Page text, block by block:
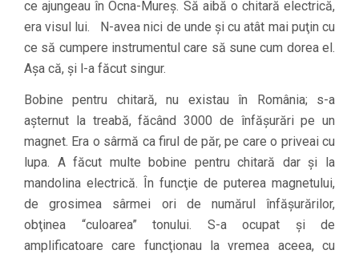
ce ajungeau în Ocna-Mureş. Să aibă o chitară electrică,
era visul lui. N-avea nici de unde şi cu atât mai puţin cu
ce să cumpere instrumentul care să sune cum dorea el.
Aşa că, şi l-a făcut singur.
Bobine pentru chitară, nu existau în România; s-a
aşternut la treabă, făcând 3000 de înfăşurări pe un
magnet. Era o sârmă ca firul de păr, pe care o priveai cu
lupa. A făcut multe bobine pentru chitară dar şi la
mandolina electrică. În funcţie de puterea magnetului,
de grosimea sârmei ori de numărul înfăşurărilor,
obţinea “culoarea” tonului. S-a ocupat şi de
amplificatoare care funcţionau la vremea aceea, cu